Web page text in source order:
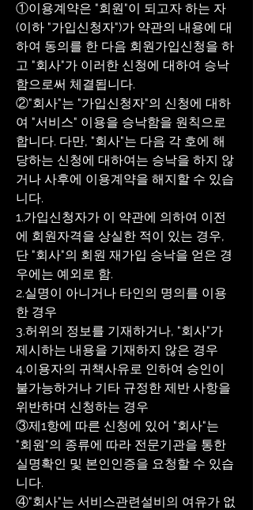
①이용계약은 "회원"이 되고자 하는 자
(이하 "가입신청자")가 약관의 내용에 대
하여 동의를 한 다음 회원가입신청을 하
고 "회사"가 이러한 신청에 대하여 승낙
함으로써 체결됩니다.
②"회사"는 "가입신청자"의 신청에 대하
여 "서비스" 이용을 승낙함을 원칙으로
합니다. 다만, "회사"는 다음 각 호에 해
당하는 신청에 대하여는 승낙을 하지 않
거나 사후에 이용계약을 해지할 수 있습
니다.
1.가입신청자가 이 약관에 의하여 이전
에 회원자격을 상실한 적이 있는 경우,
단 "회사"의 회원 재가입 승낙을 얻은 경
우에는 예외로 함.
2.실명이 아니거나 타인의 명의를 이용
한 경우
3.허위의 정보를 기재하거나, "회사"가
제시하는 내용을 기재하지 않은 경우
4.이용자의 귀책사유로 인하여 승인이
불가능하거나 기타 규정한 제반 사항을
위반하며 신청하는 경우
③제1항에 따른 신청에 있어 "회사"는
"회원"의 종류에 따라 전문기관을 통한
실명확인 및 본인인증을 요청할 수 있습
니다.
④"회사"는 서비스관련설비의 여유가 없